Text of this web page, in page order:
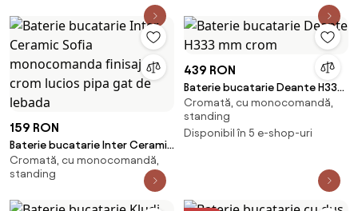
159 RON
Baterie bucatarie Inter Ceramic
Sofia monocomanda finisaj
crom lucios pipa gat de lebada
Cromată, cu monocomandă,
standing
439 RON
Baterie bucatarie Deante H333
mm crom
Cromată, cu monocomandă,
standing
Disponibil în 5 e-shop-uri